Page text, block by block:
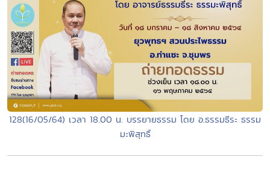
128(16/05/64) เวลา 18.00 น. บรรยายธรรม โดย อ.ธรรมธีระ ธรรม
มะพิสุทธิ์